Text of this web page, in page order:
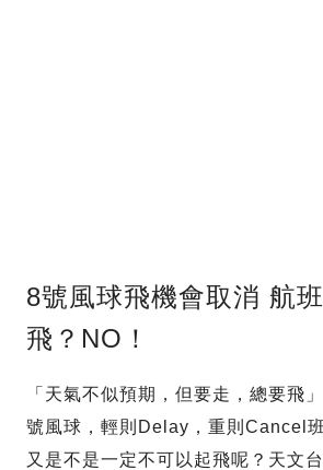
8號風球飛機會取消 航
飛？NO！
「天氣不似預期，但要走，總要飛
號風球，輕則Delay，重則Cancel
又是不是一定不可以起飛呢？天文